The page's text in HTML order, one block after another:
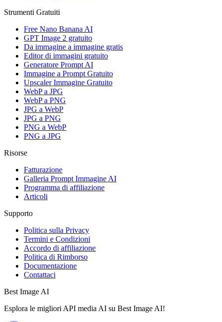
Strumenti Gratuiti
Free Nano Banana AI
GPT Image 2 gratuito
Da immagine a immagine gratis
Editor di immagini gratuito
Generatore Prompt AI
Immagine a Prompt Gratuito
Upscaler Immagine Gratuito
WebP a JPG
WebP a PNG
JPG a WebP
JPG a PNG
PNG a WebP
PNG a JPG
Risorse
Fatturazione
Galleria Prompt Immagine AI
Programma di affiliazione
Articoli
Supporto
Politica sulla Privacy
Termini e Condizioni
Accordo di affiliazione
Politica di Rimborso
Documentazione
Contattaci
Best Image AI
Esplora le migliori API media AI su Best Image AI!